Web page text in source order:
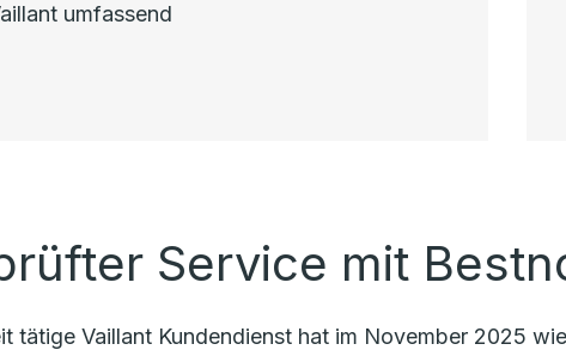
umfassend
Service mit
tätige Vaillant Kundendienst hat im November 2025